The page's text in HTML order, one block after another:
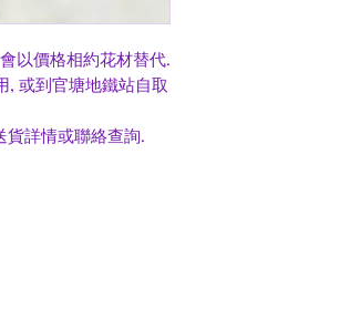
以價格相約花材替代.
, 或到官塘地鐵站自取
貨詳情或聯絡查詢.